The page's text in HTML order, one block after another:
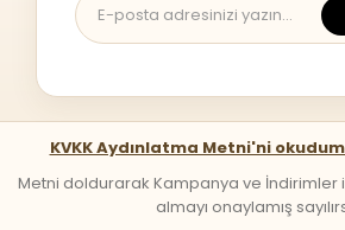
KVKK Aydınlatma Metni'ni
Metni doldurarak Kampanya ve İndirimler
almayı onaylamış